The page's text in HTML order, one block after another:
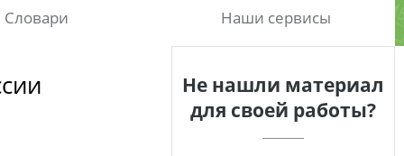
Словари Наши сервисы
Не нашли материал
для своей работы?